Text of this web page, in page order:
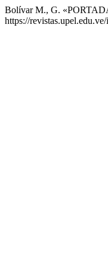
Bolívar M., G.
https://